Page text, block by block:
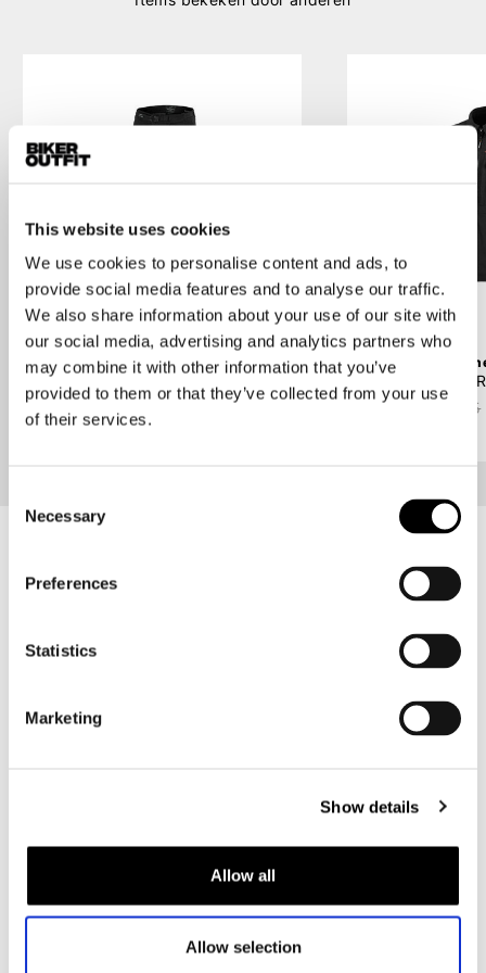
This website uses cookies
We use cookies to personalise content and ads, to
provide social media features and to analyse our traffic.
We also share information about your use of our site with
our social media, advertising and analytics partners who
may combine it with other information that you’ve
provided to them or that they’ve collected from your use
of their services.
Selection
Necessary
Preferences
Statistics
Marketing
Show details
Allow all
Allow selection
Alpinestars
€ 179,95
Bryon
€ 269,95
Pando Moto
€ 260,10